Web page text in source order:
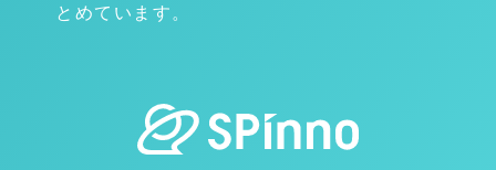
とめています。